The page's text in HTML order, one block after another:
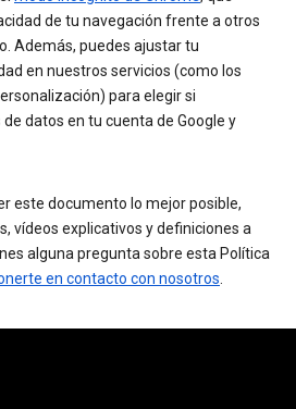
de tu navegación frente a otros
Además, puedes ajustar tu
en nuestros servicios (como los
para elegir si
datos en tu cuenta de Google y
este documento lo mejor posible,
vídeos explicativos y definiciones a
alguna pregunta sobre esta Política
en contacto con nosotros